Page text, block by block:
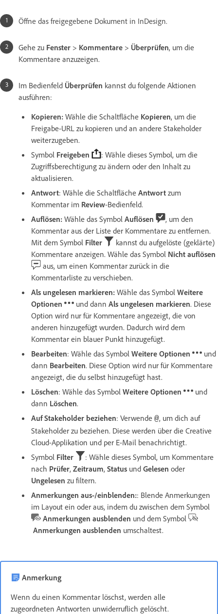
Öffne das freigegebene Dokument in InDesign.
Gehe zu Fenster > Kommentare > Überprüfen, um die
Kommentare anzuzeigen.
Im Bedienfeld Überprüfen kannst du folgende Aktionen
ausführen:
Kopieren: Wähle die Schaltfläche Kopieren, um die
Freigabe-URL zu kopieren und an andere Stakeholder
weiterzugeben.
Symbol Freigeben
: Wähle dieses Symbol, um die
Zugriffsberechtigung zu ändern oder den Inhalt zu
aktualisieren.
Antwort: Wähle die Schaltfläche Antwort zum
Kommentar im Review-Bedienfeld.
Auflösen: Wähle das Symbol Auflösen
, um den
Kommentar aus der Liste der Kommentare zu entfernen.
Mit dem Symbol Filter
kannst du aufgelöste (geklärte)
Kommentare anzeigen. Wähle das Symbol Nicht auflösen
aus, um einen Kommentar zurück in die
Kommentarliste zu verschieben.
Als ungelesen markieren: Wähle das Symbol Weitere
Optionen
und dann Als ungelesen markieren. Diese
Option wird nur für Kommentare angezeigt, die von
anderen hinzugefügt wurden. Dadurch wird dem
Kommentar ein blauer Punkt hinzugefügt.
Bearbeiten: Wähle das Symbol Weitere Optionen
und
dann Bearbeiten. Diese Option wird nur für Kommentare
angezeigt, die du selbst hinzugefügt hast.
Löschen: Wähle das Symbol Weitere Optionen
und
dann Löschen.
Auf Stakeholder beziehen: Verwende @, um dich auf
Stakeholder zu beziehen. Diese werden über die Creative
Cloud-Applikation und per E-Mail benachrichtigt.
Symbol Filter
: Wähle dieses Symbol, um Kommentare
nach Prüfer, Zeitraum, Status und Gelesen oder
Ungelesen zu filtern.
Anmerkungen aus-/einblenden:: Blende Anmerkungen
im Layout ein oder aus, indem du zwischen dem Symbol
Anmerkungen ausblenden und dem Symbol
Anmerkungen ausblenden umschaltest.
Anmerkung
Wenn du einen Kommentar löschst, werden alle
zugeordneten Antworten unwiderruflich gelöscht.